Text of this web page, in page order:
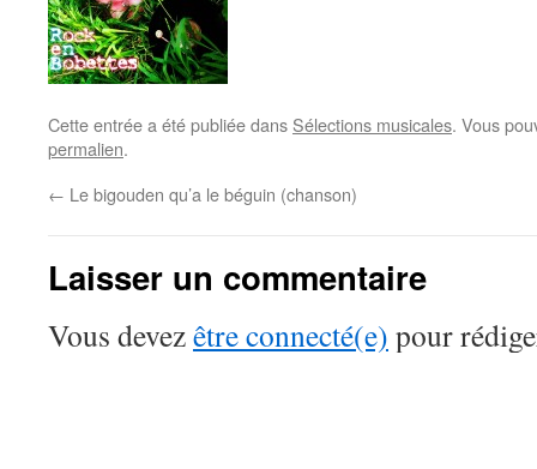
Cette entrée a été publiée dans Sélections musicales. Vous
permalien.
← Le bigouden qu’a le béguin (chanson)
Laisser un commentaire
Vous devezêtre connecté(e) pour